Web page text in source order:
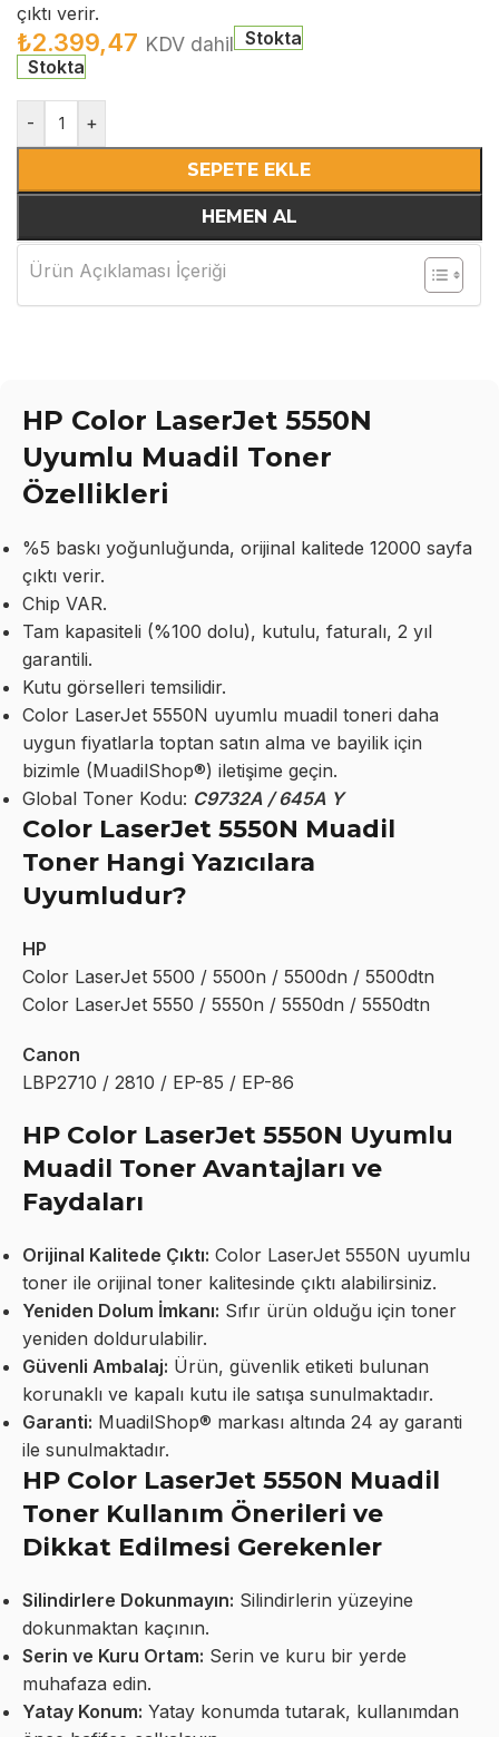
çıktı verir.
₺2.399,47 KDV dahil Stokta
Stokta
- +
SEPETE EKLE
HEMEN AL
Ürün Açıklaması İçeriği
HP Color LaserJet 5550N
Uyumlu Muadil Toner
Özellikleri
%5 baskı yoğunluğunda, orijinal kalitede 12000 sayfa
çıktı verir.
Chip VAR.
Tam kapasiteli (%100 dolu), kutulu, faturalı, 2 yıl
garantili.
Kutu görselleri temsilidir.
Color LaserJet 5550N uyumlu muadil toneri daha
uygun fiyatlarla toptan satın alma ve bayilik için
bizimle (MuadilShop®) iletişime geçin.
Global Toner Kodu: C9732A / 645A Y
Color LaserJet 5550N Muadil
Toner Hangi Yazıcılara
Uyumludur?
HP
Color LaserJet 5500 / 5500n / 5500dn / 5500dtn
Color LaserJet 5550 / 5550n / 5550dn / 5550dtn
Canon
LBP2710 / 2810 / EP-85 / EP-86
HP Color LaserJet 5550N Uyumlu
Muadil Toner Avantajları ve
Faydaları
Orijinal Kalitede Çıktı: Color LaserJet 5550N uyumlu
toner ile orijinal toner kalitesinde çıktı alabilirsiniz.
Yeniden Dolum İmkanı: Sıfır ürün olduğu için toner
yeniden doldurulabilir.
Güvenli Ambalaj: Ürün, güvenlik etiketi bulunan
korunaklı ve kapalı kutu ile satışa sunulmaktadır.
Garanti: MuadilShop® markası altında 24 ay garanti
ile sunulmaktadır.
HP Color LaserJet 5550N Muadil
Toner Kullanım Önerileri ve
Dikkat Edilmesi Gerekenler
Silindirlere Dokunmayın: Silindirlerin yüzeyine
dokunmaktan kaçının.
Serin ve Kuru Ortam: Serin ve kuru bir yerde
muhafaza edin.
Yatay Konum: Yatay konumda tutarak, kullanımdan